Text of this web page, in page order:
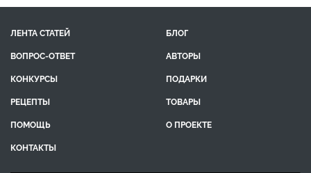
ЛЕНТА СТАТЕЙ
БЛОГ
ВОПРОС-ОТВЕТ
АВТОРЫ
КОНКУРСЫ
ПОДАРКИ
РЕЦЕПТЫ
ТОВАРЫ
ПОМОЩЬ
О ПРОЕКТЕ
КОНТАКТЫ